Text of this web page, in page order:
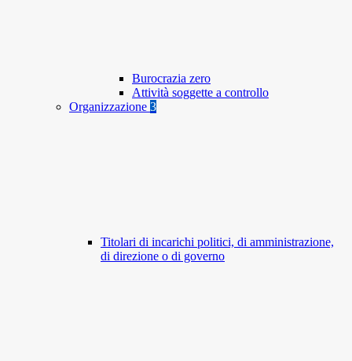
Burocrazia zero
Attività soggette a controllo
Organizzazione 3
Titolari di incarichi politici, di amministrazione,
di direzione o di governo